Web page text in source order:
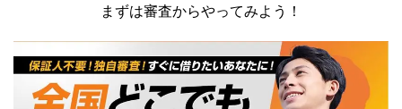
まずは審査からやってみよう！